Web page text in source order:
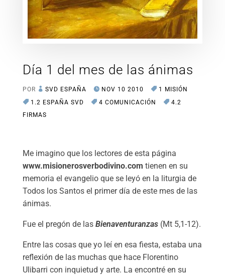
Día 1 del mes de las ánimas
POR SVD ESPAÑA NOV 10 2010
1 MISIÓN
1.2 ESPAÑA SVD
4 COMUNICACIÓN
4.2
FIRMAS
Me imagino que los lectores de esta página
www.misionerosverbodivino.com tienen en su
memoria el evangelio que se leyó en la liturgia de
Todos los Santos el primer día de este mes de las
ánimas.
Fue el pregón de las Bienaventuranzas(Mt 5,1-12).
Entre las cosas que yo leí en esa fiesta, estaba una
reflexión de las muchas que hace Florentino
Ulibarri con inquietud y arte. La encontré en su